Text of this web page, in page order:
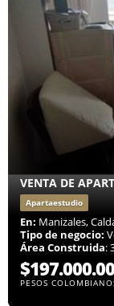
VENTA DE
Apartaestudio
En: Manizales,
Tipo de negocio:
Área Construida:
PESOS